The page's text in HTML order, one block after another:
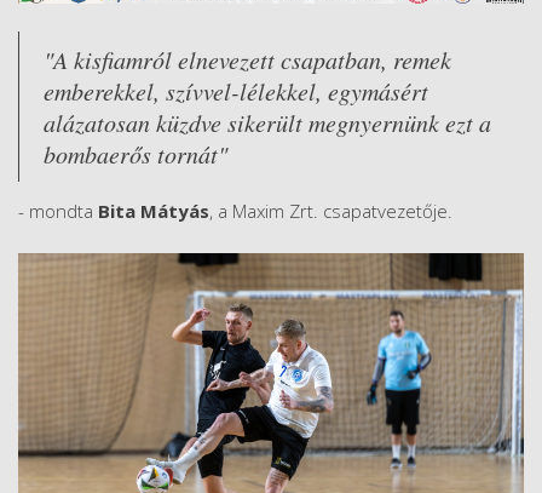
"A kisfiamról elnevezett csapatban, remek
emberekkel, szívvel-lélekkel, egymásért
alázatosan küzdve sikerült megnyernünk ezt a
bombaerős tornát"
- mondta Bita Mátyás, a Maxim Zrt. csapatvezetője.